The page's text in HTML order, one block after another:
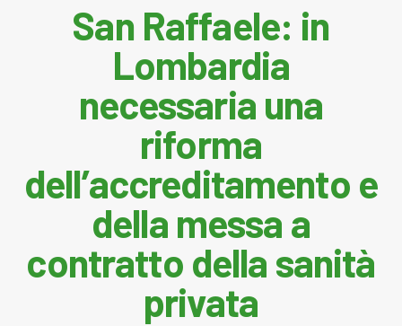
San Raffaele: in
Lombardia
necessaria una
riforma
dell’accreditamento e
della messa a
contratto della sanità
privata